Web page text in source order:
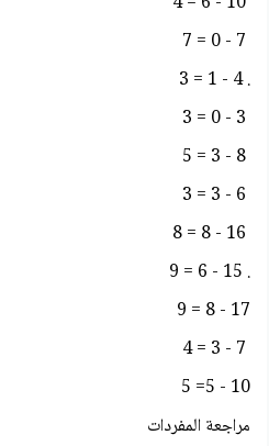
. 4 - 1 = 3
. 15 - 6 = 9
17 - 8 = 9
10 - 5= 5
مراجعة المفردات